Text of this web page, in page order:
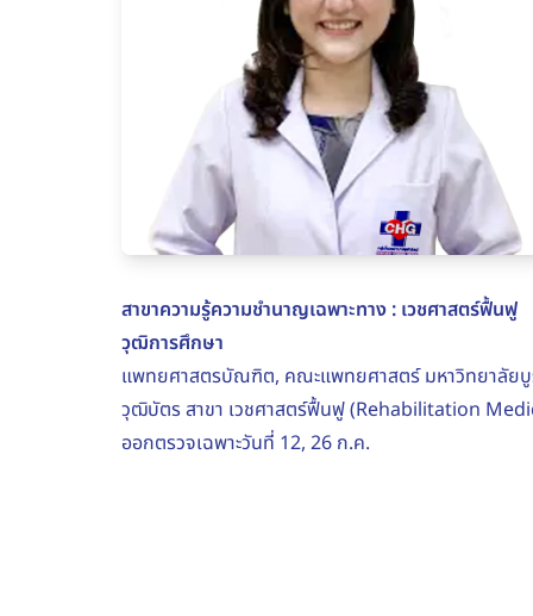
สาขาความรู้ความชำนาญเฉพาะทาง : เวชศาสตร์ฟื้นฟู
วุฒิการศึกษา
แพทยศาสตรบัณฑิต, คณะแพทยศาสตร์ มหาวิทยาลัย
วุฒิบัตร สาขา เวชศาสตร์ฟื้นฟู (Rehabilitation
ออกตรวจเฉพาะวันที่ 12, 26 ก.ค.